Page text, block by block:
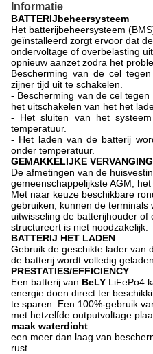
Informatie
BATTERIJbeheersysteem
Het batterijbeheersysteem
geïnstalleerd zorgt ervoor dat
ondervoltage of overbelasting
opnieuw aanzet zodra het
Bescherming van de cel
zijner tijd uit te schakelen.
- Bescherming van de cel
het uitschakelen van het het
- Het sluiten van het
temperatuur.
- Het laden van de batterij
onder temperatuur.
GEMAKKELIJKE
De afmetingen van de
gemeenschappelijkste AGM,
Met naar keuze beschikbare
gebruiken, kunnen de terminals
uitwisseling de batterijhouder of
structureert is niet noodzakelijk.
BATTERIJ HET LADEN
Gebruik de geschikte lader van
de batterij wordt volledig geladen.
PRESTATIES/EFFICIENCY
Een batterij van BeLY LiFePo4
energie doen direct ter
te sparen. Een 100%-gebruik
met hetzelfde outputvoltage
maak waterdicht
een meer dan laag van
rust